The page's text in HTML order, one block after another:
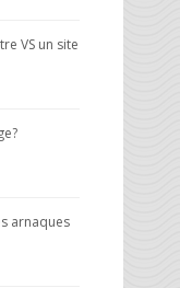
VS un site
arnaques